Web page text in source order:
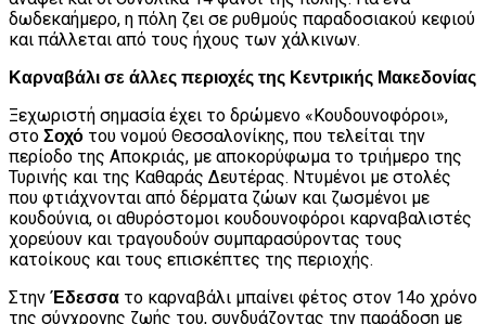
δωδεκαήμερο, η πόλη ζει σε ρυθμούς παραδοσιακού κεφιού
και πάλλεται από τους ήχους των χάλκινων.
Καρναβάλι σε άλλες περιοχές της Κεντρικής Μακεδονίας
Ξεχωριστή σημασία έχει το δρώμενο «Κουδουνοφόροι»,
στο Σοχό του νομού Θεσσαλονίκης, που τελείται την
περίοδο της Αποκριάς, με αποκορύφωμα το τριήμερο της
Τυρινής και της Καθαράς Δευτέρας. Ντυμένοι με στολές
που φτιάχνονται από δέρματα ζώων και ζωσμένοι με
κουδούνια, οι αθυρόστομοι κουδουνοφόροι καρναβαλιστές
χορεύουν και τραγουδούν συμπαρασύροντας τους
κατοίκους και τους επισκέπτες της περιοχής.
Στην Έδεσσα το καρναβάλι μπαίνει φέτος στον 14ο χρόνο
της σύγχρονης ζωής του, συνδυάζοντας την παράδοση με